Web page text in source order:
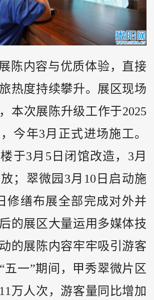
陈内容与优质体验，直接
热度持续攀升。展区现场
本次展陈升级工作于2025
今年3月正式进场施工。
于3月5日闭馆改造，3月
；翠微园3月10日启动施
修缮布展全部完成对外并
的展区大量运用多媒体技
的展陈内容牢牢吸引游客
五一”期间，甲秀翠微片区
万人次，游客量同比增加